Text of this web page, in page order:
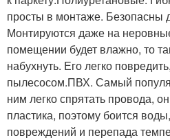
просты в монтаже. Безопасны
Монтируются даже на
помещении будет влажно, то
набухнуть. Его легко
пылесосом.ПВХ. Самый
ним легко спрятать провода,
пластика, поэтому боится
повреждений и перепада